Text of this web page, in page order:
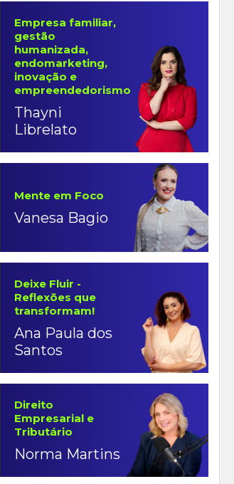
Empresa familiar,
gestão
humanizada,
endomarketing,
inovação e
empreendedorismo
Thayni
Librelato
Mente em Foco
Vanesa Bagio
Deixe Fluir -
Reflexões que
transformam!
Ana Paula dos
Santos
Direito
Empresarial e
Tributário
Norma Martins